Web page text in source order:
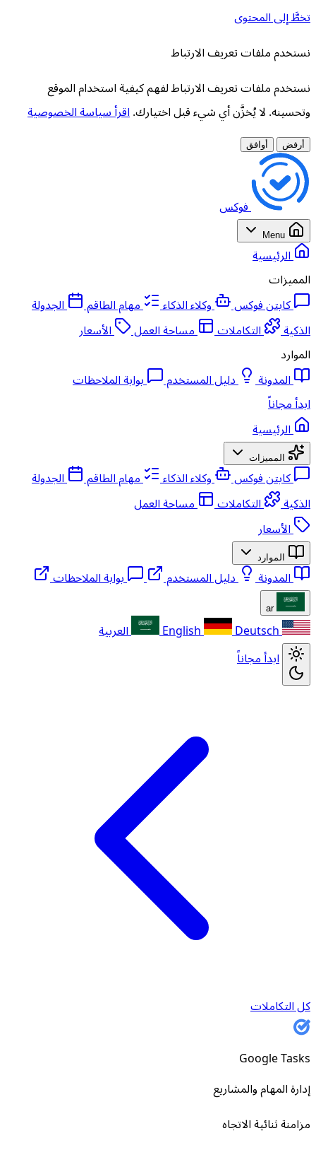
تخطَّ إلى المحتوى
نستخدم ملفات تعريف الارتباط
نستخدم ملفات تعريف الارتباط لفهم كيفية استخدام الموقع
وتحسينه. لا يُخزَّن أي شيء قبل اختيارك. اقرأ سياسة الخصوصية
أرفض أوافق
فوكس
Menu
الرئيسية
المميزات
كابتن فوكس
وكلاء الذكاء مهام الطاقم
الجدولة
الذكية
التكاملات مساحة العمل
الأسعار
الموارد
المدونة
دليل المستخدم
بوابة الملاحظات
ابدأ مجاناً
الرئيسية
المميزات
كابتن فوكس وكلاء الذكاء مهام الطاقم
الجدولة
الذكية
التكاملات
مساحة العمل
الأسعار
الموارد
المدونة دليل المستخدم بوابة الملاحظات
ar
English Deutsch
العربية
ابدأ مجاناً
كل التكاملات
Google Tasks
إدارة المهام والمشاريع
مزامنة ثنائية الاتجاه